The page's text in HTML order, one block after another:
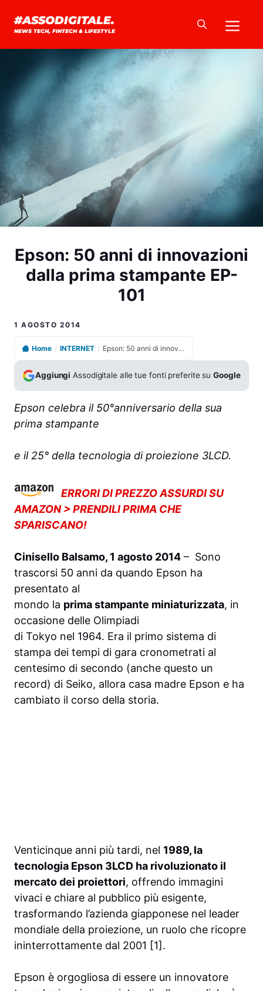
#ASSODIGITALE.
NEWS TECH, FINTECH & LIFESTYLE
Epson: 50 anni di innovazioni
dalla prima stampante EP-
101
1 AGOSTO 2014
Home / INTERNET / Epson: 50 anni di innovazioni dalla prima stampante EP-101
Aggiungi Assodigitale alle tue fonti preferite suGoogle
Epson celebra il 50°anniversario della sua
prima stampante
e il 25° della tecnologia di proiezione 3LCD.
ERRORI DI PREZZO ASSURDI SU
AMAZON > PRENDILI PRIMA CHE
SPARISCANO!
Cinisello Balsamo, 1 agosto 2014 – Sono
trascorsi 50 anni da quando Epson ha
presentato al
mondo la primastampante miniaturizzata, in
occasione delle Olimpiadi
di Tokyo nel 1964. Era il primo sistema di
stampa dei tempi di gara cronometrati al
centesimo di secondo (anche questo un
record) di Seiko, allora casa madre Epson e ha
cambiato il corso della storia.
Venticinque anni più tardi, nel 1989, la
tecnologia Epson 3LCD ha rivoluzionato il
mercato dei proiettori, offrendo immagini
vivaci e chiare al pubblico più esigente,
trasformando l’azienda giapponese nel leader
mondiale della proiezione, un ruolo che ricopre
ininterrottamente dal 2001 [1].
Epson è orgogliosa di essere un innovatore